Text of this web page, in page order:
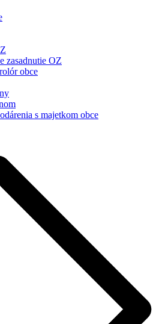
zasadnutie OZ
obce
s majetkom obce